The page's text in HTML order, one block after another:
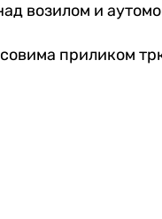
возилом и
приликом